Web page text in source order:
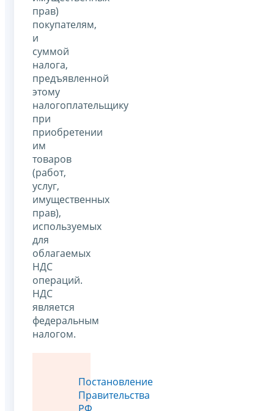
прав)
покупателям,
и
суммой
налога,
предъявленной
этому
налогоплательщику
при
приобретении
им
товаров
(работ,
услуг,
имущественных
прав),
используемых
для
облагаемых
НДС
операций.
НДС
является
федеральным
налогом.
Постановление
Правительства